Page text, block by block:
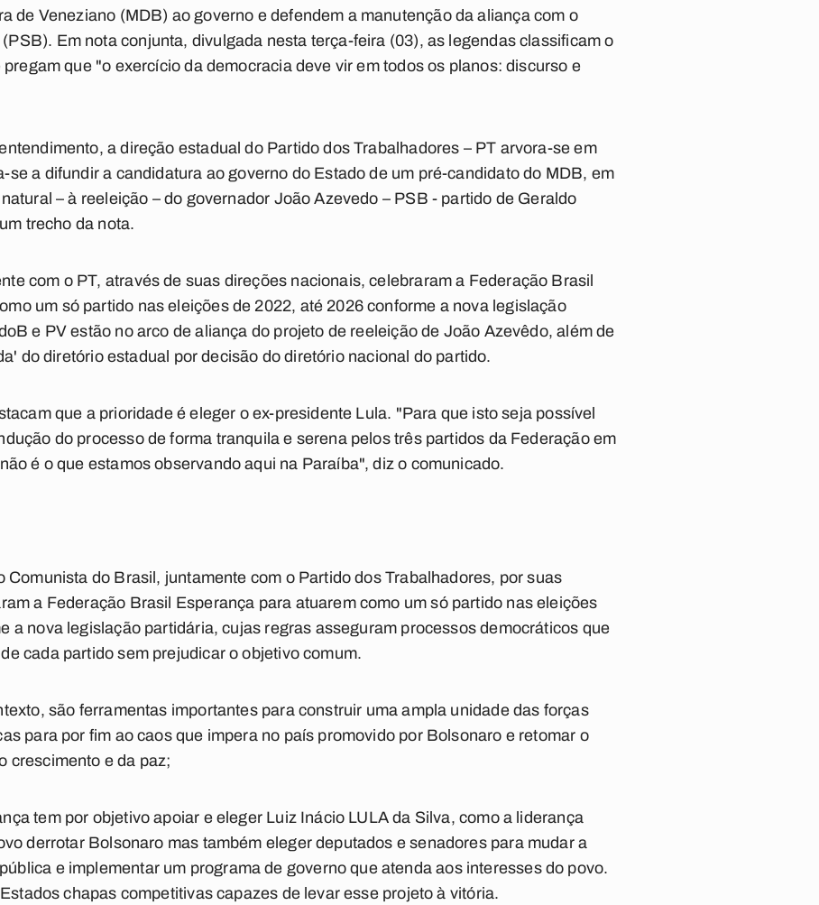
de Veneziano (MDB) ao governo e defendem a manutenção da aliança com o
Em nota conjunta, divulgada nesta terça-feira (03), as legendas classificam o
que "o exercício da democracia deve vir em todos os planos: discurso e
a direção estadual do Partido dos Trabalhadores – PT arvora-se em
se a difundir a candidatura ao governo do Estado de um pré-candidato do MDB, em
– à reeleição – do governador João Azevedo – PSB - partido de Geraldo
trecho da nota.
com o PT, através de suas direções nacionais, celebraram a Federação Brasil
um só partido nas eleições de 2022, até 2026 conforme a nova legislação
e PV estão no arco de aliança do projeto de reeleição de João Azevêdo, além de
do diretório estadual por decisão do diretório nacional do partido.
que a prioridade é eleger o ex-presidente Lula. "Para que isto seja possível
do processo de forma tranquila e serena pelos três partidos da Federação em
é o que estamos observando aqui na Paraíba", diz o comunicado.
Comunista do Brasil, juntamente com o Partido dos Trabalhadores, por suas
a Federação Brasil Esperança para atuarem como um só partido nas eleições
a nova legislação partidária, cujas regras asseguram processos democráticos que
cada partido sem prejudicar o objetivo comum.
são ferramentas importantes para construir uma ampla unidade das forças
para por fim ao caos que impera no país promovido por Bolsonaro e retomar o
crescimento e da paz;
tem por objetivo apoiar e eleger Luiz Inácio LULA da Silva, como a liderança
derrotar Bolsonaro mas também eleger deputados e senadores para mudar a
e implementar um programa de governo que atenda aos interesses do povo.
chapas competitivas capazes de levar esse projeto à vitória.